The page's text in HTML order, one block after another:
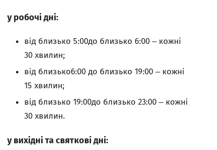
у робочі дні:
від близько 5:00до близько 6:00 ‒ кожні
30 хвилин;
від близько6:00 до близько 19:00 ‒ кожні
15 хвилин;
від близько 19:00до близько 23:00 ‒ кожні
30 хвилин.
у вихідні та святкові дні: